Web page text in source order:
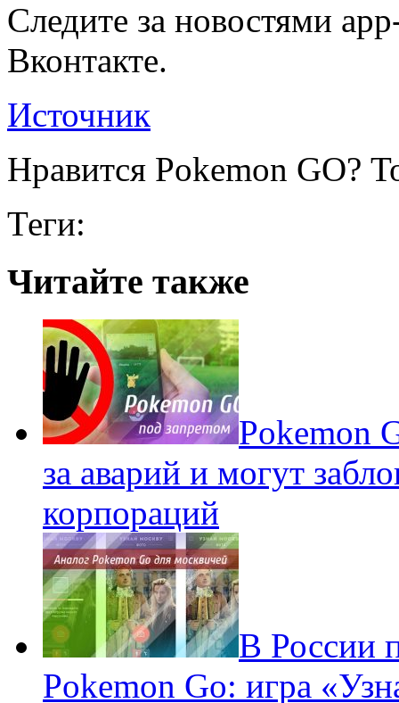
Следите за новостями
Вконтакте.
Источник
Нравится Pokemon GO?
Теги:
Читайте также
Pokеmon
за аварий и могут
корпораций
В России
Pokemon Go: игра